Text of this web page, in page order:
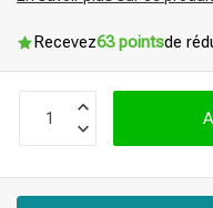
Recevez63 pointsde